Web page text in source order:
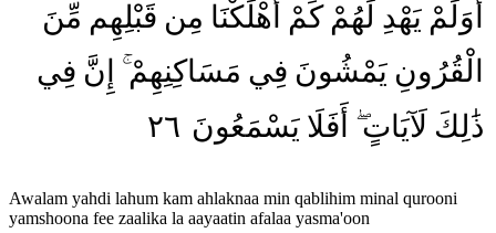
أَوَلَمْ يَهْدِ لَهُمْ كَمْ أَهْلَكْنَا مِن قَبْلِهِم مِّنَ
الْقُرُونِ يَمْشُونَ فِي مَسَاكِنِهِمْ إِنَّ فِي
ذَٰلِكَ لَآيَاتٍ أَفَلَا يَسْمَعُونَ ٢٦
Awalam yahdi lahum kam ahlaknaa min qablihim minal qurooni
yamshoona fee zaalika la aayaatin afalaa yasma'oon